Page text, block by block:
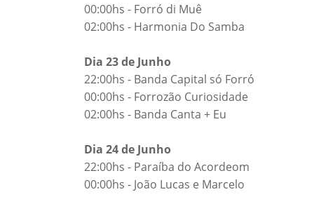
00:00hs - Forró di Muê
02:00hs - Harmonia Do Samba
Dia 23 de Junho
22:00hs - Banda Capital só Forró
00:00hs - Forrozão Curiosidade
02:00hs - Banda Canta + Eu
Dia 24 de Junho
22:00hs - Paraíba do Acordeom
00:00hs - João Lucas e Marcelo